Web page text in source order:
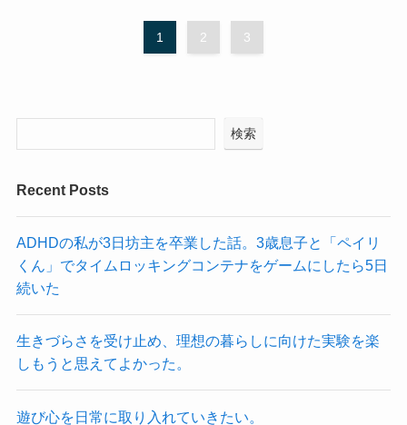
1 2 3
検索
Recent Posts
ADHDの私が3日坊主を卒業した話。3歳息子と「ペイリ
くん」でタイムロッキングコンテナをゲームにしたら5日
続いた
生きづらさを受け止め、理想の暮らしに向けた実験を楽
しもうと思えてよかった。
遊び心を日常に取り入れていきたい。